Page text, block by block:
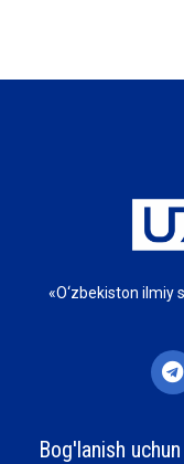
«O‘zbekiston
Bog'lanish